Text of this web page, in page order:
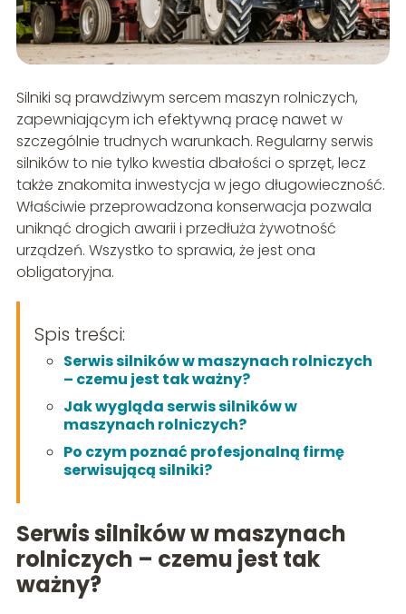
Silniki są prawdziwym sercem maszyn rolniczych,
zapewniającym ich efektywną pracę nawet w
szczególnie trudnych warunkach. Regularny serwis
silników to nie tylko kwestia dbałości o sprzęt, lecz
także znakomita inwestycja w jego długowieczność.
Właściwie przeprowadzona konserwacja pozwala
uniknąć drogich awarii i przedłuża żywotność
urządzeń. Wszystko to sprawia, że jest ona
obligatoryjna.
Spis treści:
Serwis silników w maszynach rolniczych
– czemu jest tak ważny?
Jak wygląda serwis silników w
maszynach rolniczych?
Po czym poznać profesjonalną firmę
serwisującą silniki?
Serwis silników w maszynach
rolniczych – czemu jest tak
ważny?